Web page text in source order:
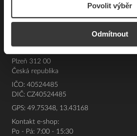
Povolit výběr
Odmítnout
Plzeň 312 00
Česká republika
IČO: 40524485
DIČ: CZ40524485
GPS: 49.75348, 13.43168
Kontakt e-shop:
Po - Pá: 7:00 - 15:30